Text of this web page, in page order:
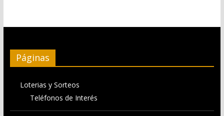
Páginas
Loterias y Sorteos
Teléfonos de Interés